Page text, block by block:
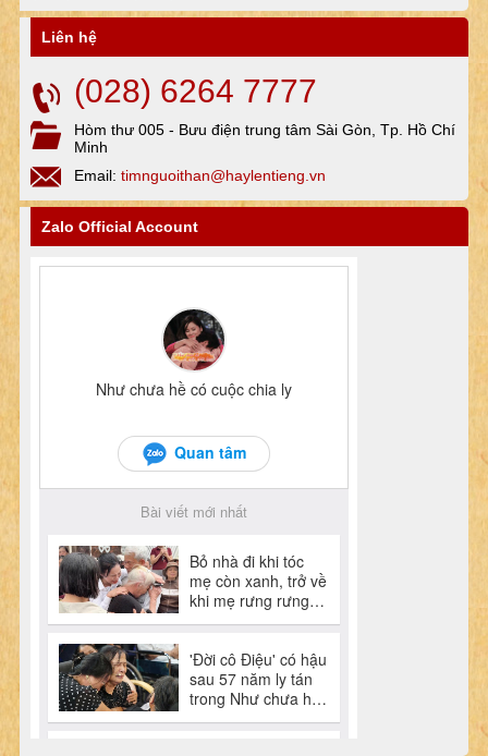
Liên hệ
(028) 6264 7777
Hòm thư 005 - Bưu điện trung tâm Sài Gòn, Tp. Hồ Chí
Minh
Email: timnguoithan@haylentieng.vn
Zalo Official Account